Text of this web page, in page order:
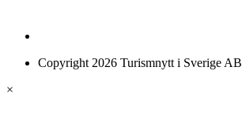
Copyright 2026 Turismnytt i Sverige AB
×